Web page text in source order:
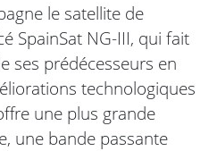
le satellite de
SpainSat NG-III, qui fait
ses prédécesseurs en
technologiques
une plus grande
une bande passante